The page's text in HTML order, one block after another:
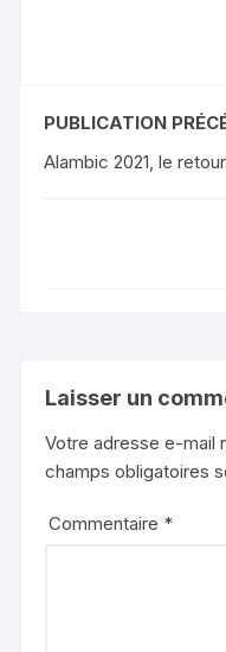
PUBLICATION
Alambic 2021, le retour
Laisser un
Votre adresse e-mail
champs obligatoires
Commentaire *